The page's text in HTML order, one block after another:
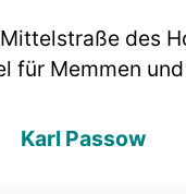
des
für Memmen
Karl Passow